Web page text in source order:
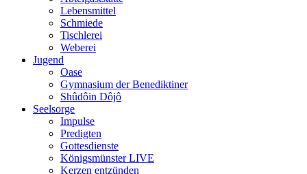
Lebensmittel
Schmiede
Tischlerei
Weberei
Jugend
Oase
Gymnasium der Benediktiner
Shûdôin Dôjô
Seelsorge
Impulse
Predigten
Gottesdienste
Königsmünster LIVE
Kerzen entzünden